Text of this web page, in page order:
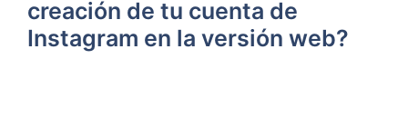
creación de tu cuenta de
Instagram en la versión web?